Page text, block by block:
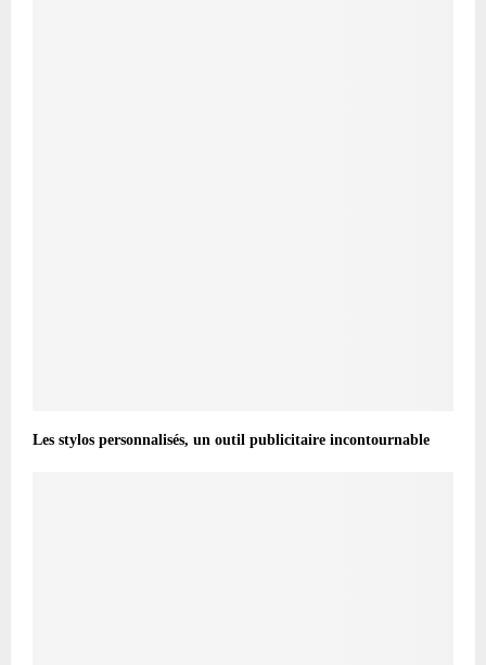
Les stylos personnalisés, un outil publicitaire incontournable